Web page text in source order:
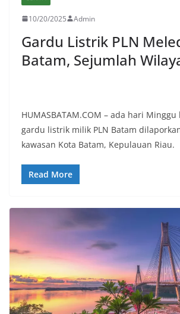
10/20/2025 Admin
Gardu Listrik PLN
Batam, Sejumlah
HUMASBATAM.COM – ada hari
gardu listrik milik PLN Batam
kawasan Kota Batam, Kepulauan Riau.
Read More